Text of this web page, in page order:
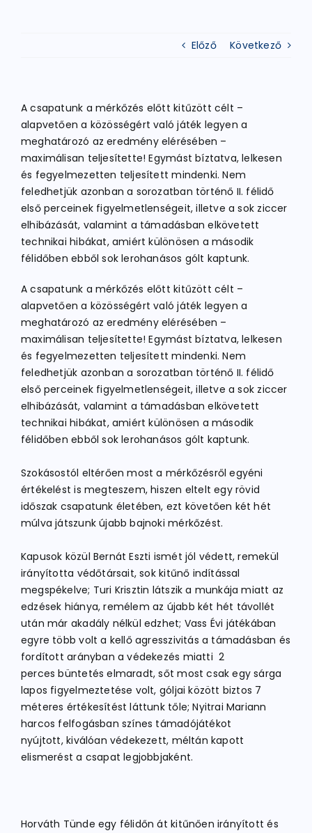
EGYÉB SPORTÁGAK
PÁLYÁK
ELÉRHETŐSÉGEK
Előző Következő
A csapatunk a mérkőzés előtt kitűzött célt –
alapvetően a közösségért való játék legyen a
meghatározó az eredmény elérésében –
maximálisan teljesítette! Egymást bíztatva, lelkesen
és fegyelmezetten teljesített mindenki. Nem
feledhetjük azonban a sorozatban történő II. félidő
első perceinek figyelmetlenségeit, illetve a sok ziccer
elhibázását, valamint a támadásban elkövetett
technikai hibákat, amiért különösen a második
félidőben ebből sok lerohanásos gólt kaptunk.
A csapatunk a mérkőzés előtt kitűzött célt –
alapvetően a közösségért való játék legyen a
meghatározó az eredmény elérésében –
maximálisan teljesítette! Egymást bíztatva, lelkesen
és fegyelmezetten teljesített mindenki. Nem
feledhetjük azonban a sorozatban történő II. félidő
első perceinek figyelmetlenségeit, illetve a sok ziccer
elhibázását, valamint a támadásban elkövetett
technikai hibákat, amiért különösen a második
félidőben ebből sok lerohanásos gólt kaptunk.
Szokásostól eltérően most a mérkőzésről egyéni
értékelést is megteszem, hiszen eltelt egy rövid
időszak csapatunk életében, ezt követően két hét
múlva játszunk újabb bajnoki mérkőzést.
Kapusok közül Bernát Eszti ismét jól védett, remekül
irányította védőtársait, sok kitűnő indítással
megspékelve; Turi Krisztin látszik a munkája miatt az
edzések hiánya, remélem az újabb két hét távollét
után már akadály nélkül edzhet; Vass Évi játékában
egyre több volt a kellő agresszivitás a támadásban és
fordított arányban a védekezés miatti 2
perces büntetés elmaradt, sőt most csak egy sárga
lapos figyelmeztetése volt, góljai között biztos 7
méteres értékesítést láttunk tőle; Nyitrai Mariann
harcos felfogásban színes támadójátékot
nyújtott, kiválóan védekezett, méltán kapott
elismerést a csapat legjobbjaként.
Horváth Tünde egy félidőn át kitűnően irányított és